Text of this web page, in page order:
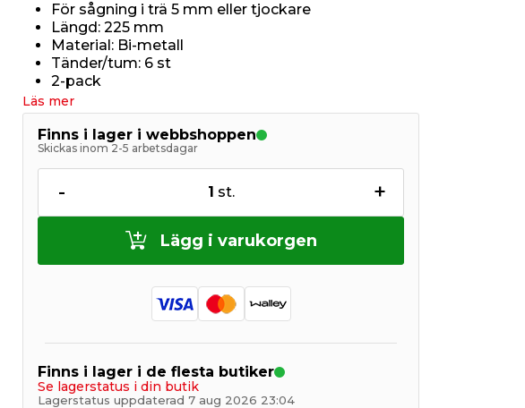
För sågning i trä 5 mm eller tjockare
Längd: 225 mm
Material: Bi-metall
Tänder/tum: 6 st
2-pack
Läs mer
Finns i lager i webbshoppen
Skickas inom 2-5 arbetsdagar
- 1 st. +
Lägg i varukorgen
Finns i lager i de flesta butiker
Se lagerstatus i din butik
Lagerstatus uppdaterad 7 aug 2026 23:04